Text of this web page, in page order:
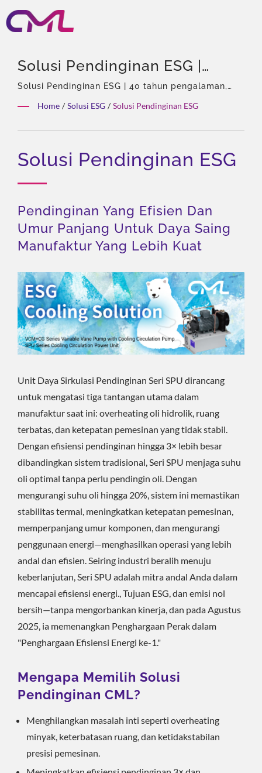
Solusi Pendinginan ESG |
Katup Hidrolik Bersertifikat
EMC, ISO 9001, Dan CE –
Pengakuan Global CML
Solusi Pendinginan ESG | 40 tahun pengalaman,
Home / Solusi ESG / Solusi Pendinginan ESG
Solusi Pendinginan ESG
Pendinginan Yang Efisien Dan
Umur Panjang Untuk Daya Saing
Manufaktur Yang Lebih Kuat
Unit Daya Sirkulasi Pendinginan Seri SPU dirancang
untuk mengatasi tiga tantangan utama dalam
manufaktur saat ini: overheating oli hidrolik, ruang
terbatas, dan ketepatan pemesinan yang tidak stabil.
Dengan efisiensi pendinginan hingga 3× lebih besar
dibandingkan sistem tradisional, Seri SPU menjaga suhu
oli optimal tanpa perlu pendingin oli. Dengan
mengurangi suhu oli hingga 20%, sistem ini memastikan
stabilitas termal, meningkatkan ketepatan pemesinan,
memperpanjang umur komponen, dan mengurangi
penggunaan energi—menghasilkan operasi yang lebih
andal dan efisien. Seiring industri beralih menuju
keberlanjutan, Seri SPU adalah mitra andal Anda dalam
mencapai efisiensi energi., Tujuan ESG, dan emisi nol
bersih—tanpa mengorbankan kinerja, dan pada Agustus
2025, ia memenangkan Penghargaan Perak dalam
"Penghargaan Efisiensi Energi ke-1."
Mengapa Memilih Solusi
Pendinginan CML?
Menghilangkan masalah inti seperti overheating
minyak, keterbatasan ruang, dan ketidakstabilan
presisi pemesinan.